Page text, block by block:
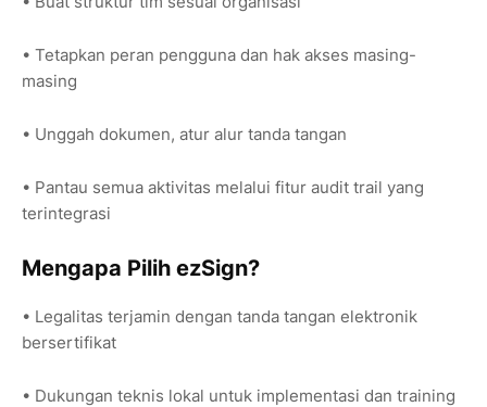
• Tetapkan peran pengguna dan hak akses masing-
masing
• Unggah dokumen, atur alur tanda tangan
• Pantau semua aktivitas melalui fitur audit trail yang
terintegrasi
Mengapa Pilih ezSign?
• Legalitas terjamin dengan tanda tangan elektronik
bersertifikat
• Dukungan teknis lokal untuk implementasi dan training